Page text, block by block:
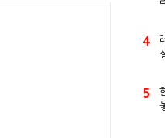
4
5